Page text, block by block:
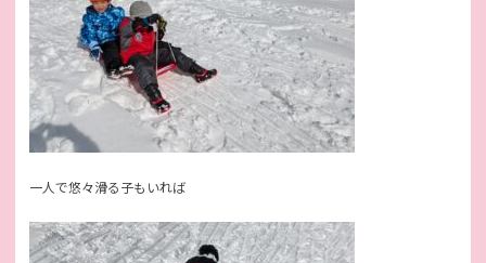
一人で悠々滑る子もいれば